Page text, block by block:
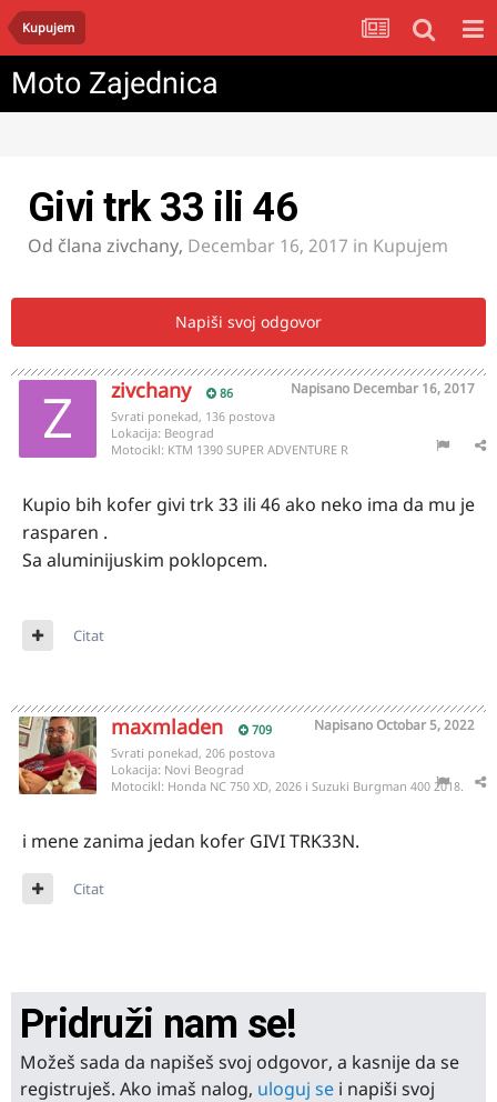
Kupujem
Moto Zajednica
Givi trk 33 ili 46
Od člana zivchany, Decembar 16, 2017 in Kupujem
Napiši svoj odgovor
zivchany 86 Napisano Decembar 16, 2017
Svrati ponekad, 136 postova
Lokacija: Beograd
Motocikl: KTM 1390 SUPER ADVENTURE R
Kupio bih kofer givi trk 33 ili 46 ako neko ima da mu je
rasparen .
Sa aluminijuskim poklopcem.
Citat
maxmladen 709 NapisanoOctobar 5, 2022
Svrati ponekad, 206 postova
Lokacija: Novi Beograd
Motocikl: Honda NC 750 XD, 2026 i Suzuki Burgman 400 2018.
i mene zanima jedan kofer GIVI TRK33N.
Citat
Pridruži nam se!
Možeš sada da napišeš svoj odgovor, a kasnije da se
registruješ. Ako imaš nalog, uloguj se i napiši svoj